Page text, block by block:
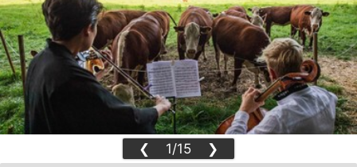
❮ 1/15 ❯